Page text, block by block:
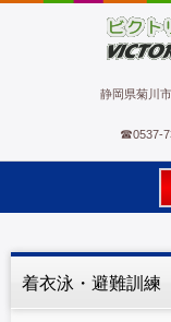
ビクトリ
静岡県菊川
☎0537-
着衣泳・避難訓練